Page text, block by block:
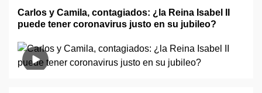
Carlos y Camila, contagiados: ¿la Reina Isabel II
puede tener coronavirus justo en su jubileo?